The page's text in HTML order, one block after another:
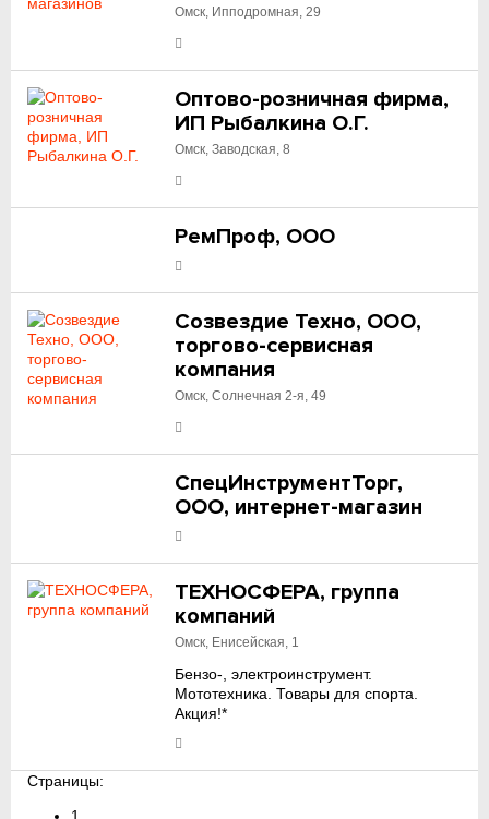
Омск, Ипподромная, 29
Оптово-розничная фирма,
ИП Рыбалкина О.Г.
Омск, Заводская, 8
РемПроф, ООО
Созвездие Техно, ООО,
торгово-сервисная
компания
Омск, Солнечная 2-я, 49
СпецИнструментТорг,
ООО, интернет-магазин
ТЕХНОСФЕРА, группа
компаний
Омск, Енисейская, 1
Бензо-, электроинструмент.
Мототехника. Товары для спорта.
Акция!*
Страницы: